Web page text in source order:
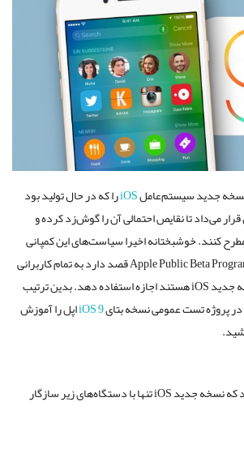
جدید سیستم‌عاملiOSرا که در حال تولید بود
می‌داد تا نقایص احتمالی آن را گوش‌زد کرده و
کنند. خوشبختانه اخیرا سیاست‌های این کمپانی
تغییر یافته و تحت پروژه Apple Public Beta Program قصد دارد به تمام کاربرانی
که علاقه‌مند به تست نسخه جدید iOS هستند اجازه استفاده دهد. بدین ترتیب
پروژه تست عمومی نسخه بتایiOS 9اپل را آموزش
در ابتدا بهتر است بدانید که نسخه جدید iOS تنها با دستگاه‌های زیر سازگار